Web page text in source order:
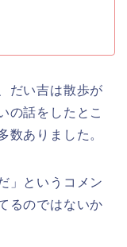
だい吉は散歩が
の話をしたとこ
数ありました。
」というコメン
るのではないか